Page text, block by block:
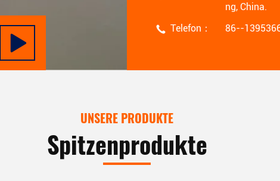
ng, China.
Telefon：
86--
UNSERE PRODUKTE
Spitzenprodukte